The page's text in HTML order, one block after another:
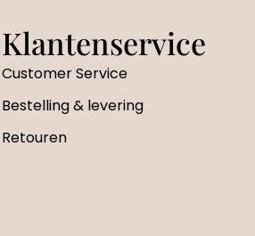
Klantenservice
Customer Service
Bestelling & levering
Retouren